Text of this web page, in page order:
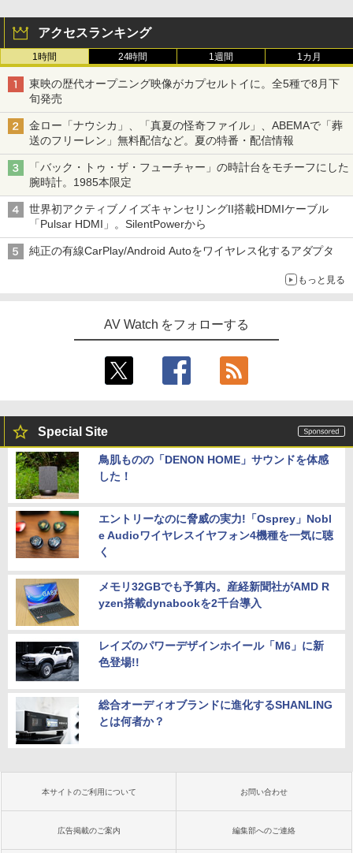
アクセスランキング
1時間 24時間 1週間 1カ月
東映の歴代オープニング映像がカプセルトイに。全5種で8月下
旬発売
金ロー「ナウシカ」、「真夏の怪奇ファイル」、ABEMAで「葬
送のフリーレン」無料配信など。夏の特番・配信情報
「バック・トゥ・ザ・フューチャー」の時計台をモチーフにした
腕時計。1985本限定
世界初アクティブノイズキャンセリングII搭載HDMIケーブル
「Pulsar HDMI」。SilentPowerから
純正の有線CarPlay/Android Autoをワイヤレス化するアダプタ
もっと見る
AV Watch をフォローする
Special Site
鳥肌ものの「DENON HOME」サウンドを体感
した！
エントリーなのに脅威の実力!「Osprey」Nobl
e Audioワイヤレスイヤフォン4機種を一気に聴
く
メモリ32GBでも予算内。産経新聞社がAMD R
yzen搭載dynabookを2千台導入
レイズのパワーデザインホイール「M6」に新
色登場!!
総合オーディオブランドに進化するSHANLING
とは何者か？
本サイトのご利用について お問い合わせ
広告掲載のご案内 編集部へのご連絡